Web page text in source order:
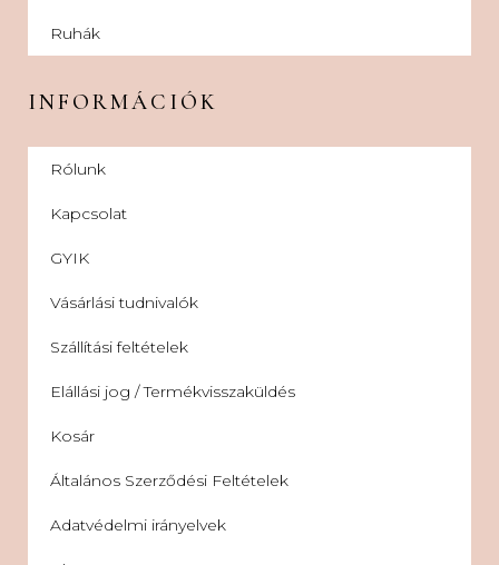
Ruhák
INFORMÁCIÓK
Rólunk
Kapcsolat
GYIK
Vásárlási tudnivalók
Szállítási feltételek
Elállási jog / Termékvisszaküldés
Kosár
Általános Szerződési Feltételek
Adatvédelmi irányelvek